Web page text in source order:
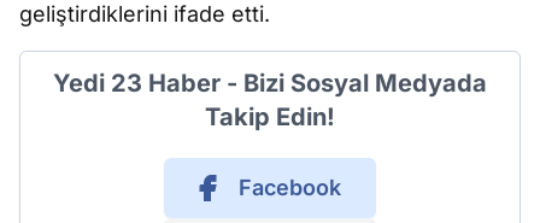
geliştirdiklerini ifade etti.
Yedi 23 Haber - Bizi Sosyal Medyada
Takip Edin!
Facebook